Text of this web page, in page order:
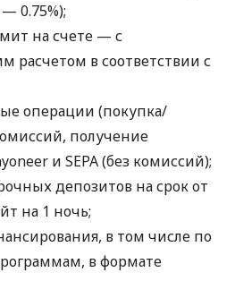
0.75%);
на счете — с
расчетом в соответствии с
операции (покупка/
получение
и SEPA (без комиссий);
депозитов на срок от
на 1 ночь;
в том числе по
в формате